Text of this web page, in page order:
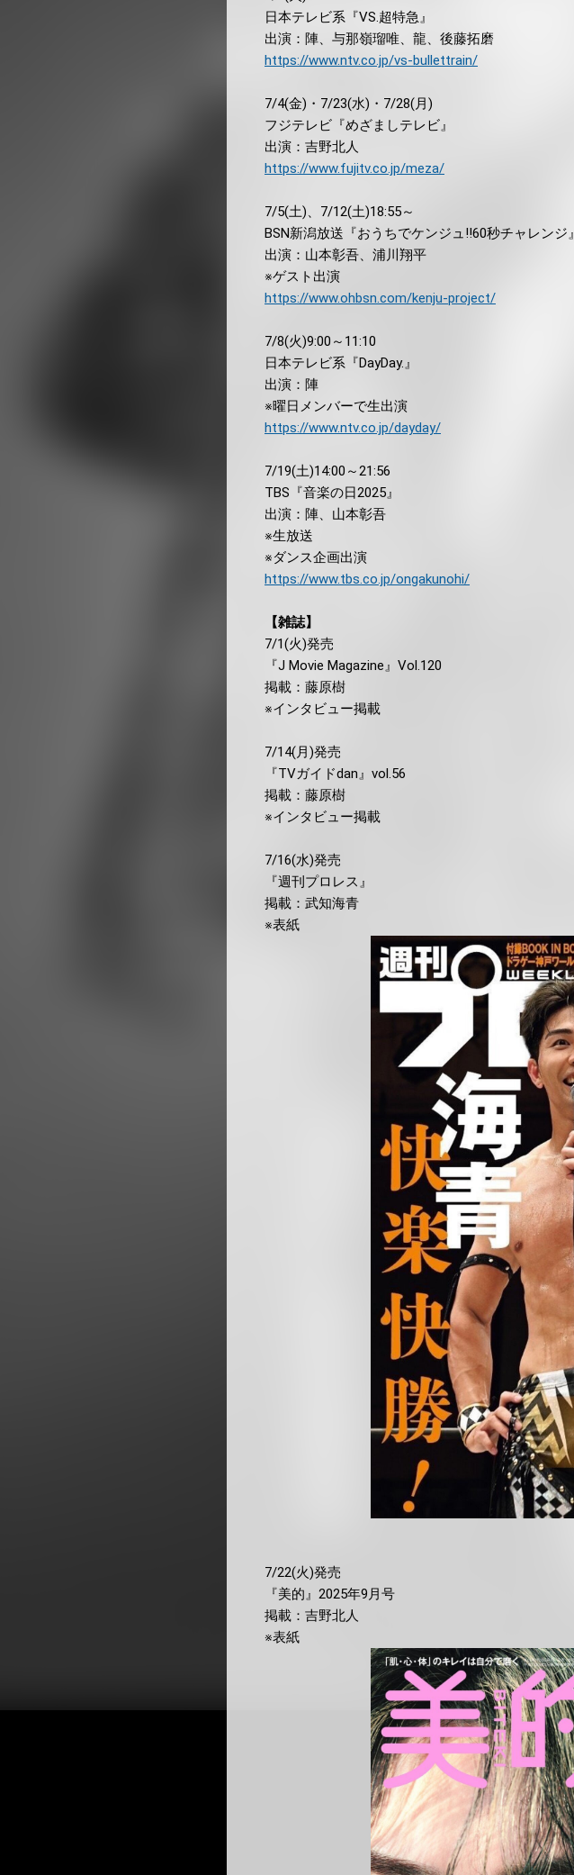
日本テレビ系『VS.超特急』
出演：陣、与那嶺瑠唯、龍、後藤拓磨
https://www.ntv.co.jp/vs-bullettrain/
7/4(金)・7/23(水)・7/28(月)
フジテレビ『めざましテレビ』
出演：吉野北人
https://www.fujitv.co.jp/meza/
7/5(土)、7/12(土)18:55～
BSN新潟放送『おうちでケンジュ!!60秒チャレンジ』
出演：山本彰吾、浦川翔平
※ゲスト出演
https://www.ohbsn.com/kenju-project/
7/8(火)9:00～11:10
日本テレビ系『DayDay.』
出演：陣
※曜日メンバーで生出演
https://www.ntv.co.jp/dayday/
7/19(土)14:00～21:56
TBS『音楽の日2025』
出演：陣、山本彰吾
※生放送
※ダンス企画出演
https://www.tbs.co.jp/ongakunohi/
【雑誌】
7/1(火)発売
『J Movie Magazine』Vol.120
掲載：藤原樹
※インタビュー掲載
7/14(月)発売
『TVガイドdan』vol.56
掲載：藤原樹
※インタビュー掲載
7/16(水)発売
『週刊プロレス』
掲載：武知海青
※表紙
7/22(火)発売
『美的』2025年9月号
掲載：吉野北人
※表紙